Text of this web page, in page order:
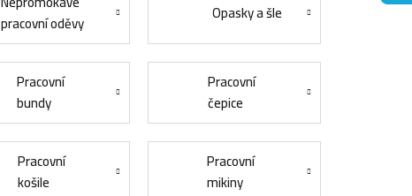
pracovní oděvy
Opasky a šle
Pracovní
bundy
Pracovní
čepice
Pracovní
košile
Pracovní
mikiny